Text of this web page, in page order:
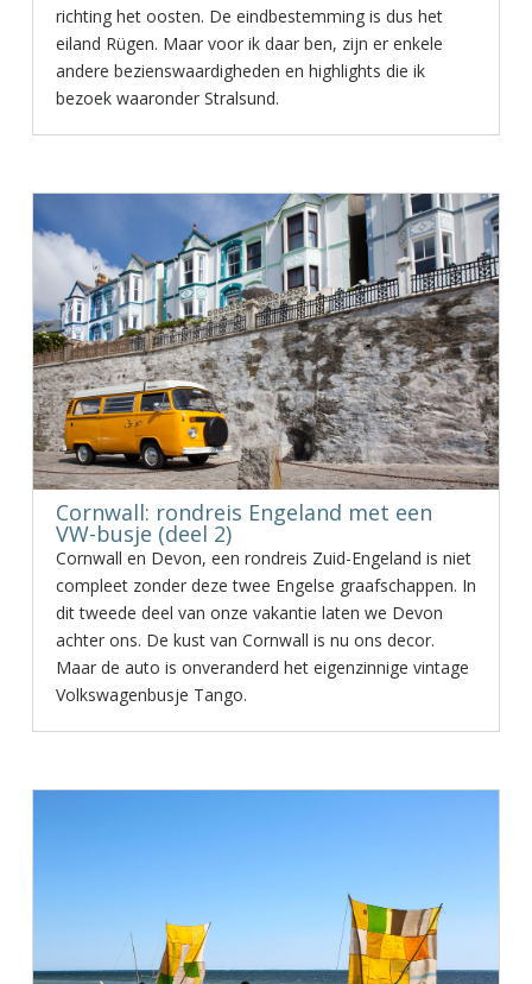
richting het oosten. De eindbestemming is dus het
eiland Rügen. Maar voor ik daar ben, zijn er enkele
andere bezienswaardigheden en highlights die ik
bezoek waaronder Stralsund.
Cornwall: rondreis Engeland met een
VW-busje (deel 2)
Cornwall en Devon, een rondreis Zuid-Engeland is niet
compleet zonder deze twee Engelse graafschappen. In
dit tweede deel van onze vakantie laten we Devon
achter ons. De kust van Cornwall is nu ons decor.
Maar de auto is onveranderd het eigenzinnige vintage
Volkswagenbusje Tango.